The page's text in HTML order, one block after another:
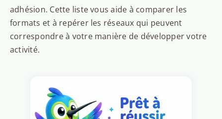
adhésion. Cette liste vous aide à comparer les
formats et à repérer les réseaux qui peuvent
correspondre à votre manière de développer votre
activité.